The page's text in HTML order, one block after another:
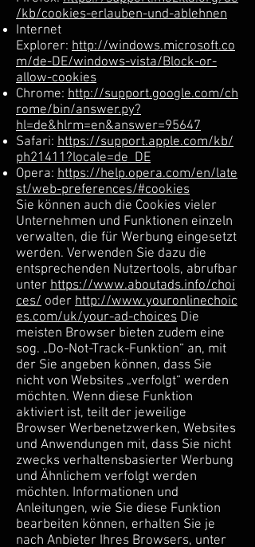
/kb/cookies-erlauben-und-ablehnen
Internet
Explorer: http://windows.microsoft.co
m/de-DE/windows-vista/Block-or-
allow-cookies
Chrome: http://support.google.com/ch
rome/bin/answer.py?
hl=de&hlrm=en&answer=95647
Safari: https://support.apple.com/kb/
ph21411?locale=de_DE
Opera: https://help.opera.com/en/late
st/web-preferences/#cookies
Sie können auch die Cookies vieler
Unternehmen und Funktionen einzeln
verwalten, die für Werbung eingesetzt
werden. Verwenden Sie dazu die
entsprechenden Nutzertools, abrufbar
unter https://www.aboutads.info/choi
ces/ oder http://www.youronlinechoic
es.com/uk/your-ad-choices Die
meisten Browser bieten zudem eine
sog. „Do-Not-Track-Funktion“ an, mit
der Sie angeben können, dass Sie
nicht von Websites „verfolgt“ werden
möchten. Wenn diese Funktion
aktiviert ist, teilt der jeweilige
Browser Werbenetzwerken, Websites
und Anwendungen mit, dass Sie nicht
zwecks verhaltensbasierter Werbung
und Ähnlichem verfolgt werden
möchten. Informationen und
Anleitungen, wie Sie diese Funktion
bearbeiten können, erhalten Sie je
nach Anbieter Ihres Browsers, unter